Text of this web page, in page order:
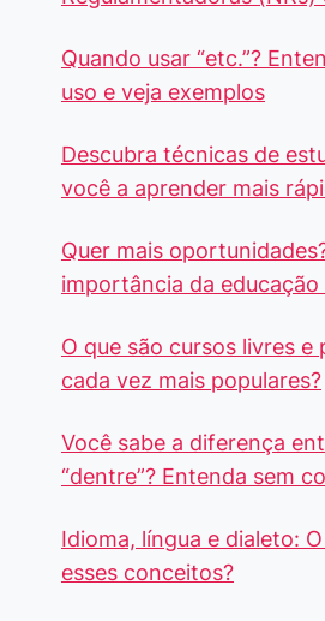
Quando usar “etc.”?
uso e veja exemplos
Descubra técnicas de
você a aprender mais
Quer mais
importância da
O que são cursos livres e
cada vez mais populares?
Você sabe a diferença
“dentre”? Entenda sem
Idioma, língua e dialeto:
esses conceitos?